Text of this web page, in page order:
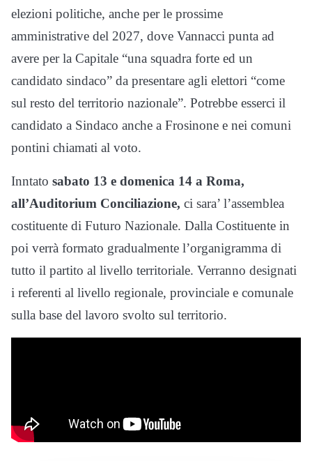
elezioni politiche, anche per le prossime
amministrative del 2027, dove Vannacci punta ad
avere per la Capitale “una squadra forte ed un
candidato sindaco” da presentare agli elettori “come
sul resto del territorio nazionale”. Potrebbe esserci il
candidato a Sindaco anche a Frosinone e nei comuni
pontini chiamati al voto.
Inntato sabato 13 e domenica 14 a Roma,
all’Auditorium Conciliazione, ci sara’ l’assemblea
costituente di Futuro Nazionale. Dalla Costituente in
poi verrà formato gradualmente l’organigramma di
tutto il partito al livello territoriale. Verranno designati
i referenti al livello regionale, provinciale e comunale
sulla base del lavoro svolto sul territorio.